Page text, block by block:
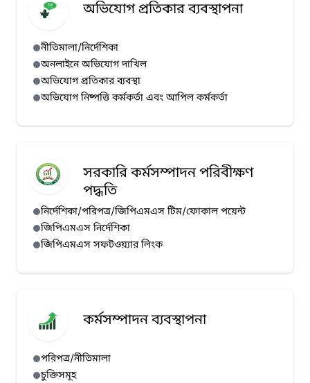
অভিযোগ প্রতিকার ব্যবস্থাপনা
নীতিমালা/নির্দেশিকা
অনলাইনে অভিযোগ দাখিল
অভিযোগ প্রতিকার ব্যবস্থা
অভিযোগ নিষ্পত্তি কর্মকর্তা এবং আপিল কর্মকর্তা
সরকারি কর্মসম্পাদন পরিবীক্ষণ
পদ্ধতি
নির্দেশিকা/পরিপত্র/জিপিএমএস টিম/ফোকাল পয়েন্ট
জিপিএমএস নির্দেশিকা
জিপিএমএস সফটওয়্যার লিংক
কর্মসম্পাদন ব্যবস্থাপনা
পরিপত্র/নীতিমালা
চুক্তিসমূহ